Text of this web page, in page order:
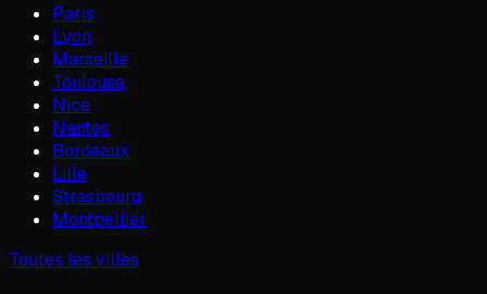
Paris
Lyon
Marseille
Toulouse
Nice
Nantes
Bordeaux
Lille
Strasbourg
Montpellier
Toutes les villes